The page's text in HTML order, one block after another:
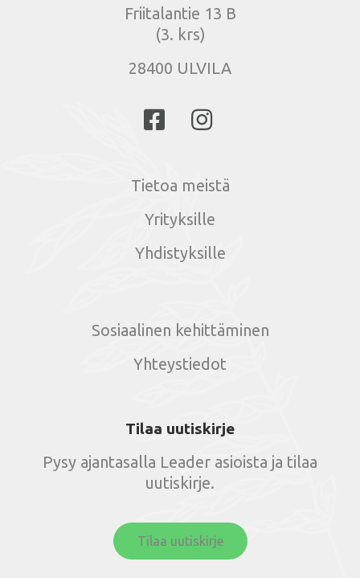
Friitalantie 13 B
(3. krs)
28400 ULVILA
Tietoa meistä
Yrityksille
Yhdistyksille
Sosiaalinen kehittäminen
Yhteystiedot
Tilaa uutiskirje
Pysy ajantasalla Leader asioista ja tilaa
uutiskirje.
Tilaa uutiskirje